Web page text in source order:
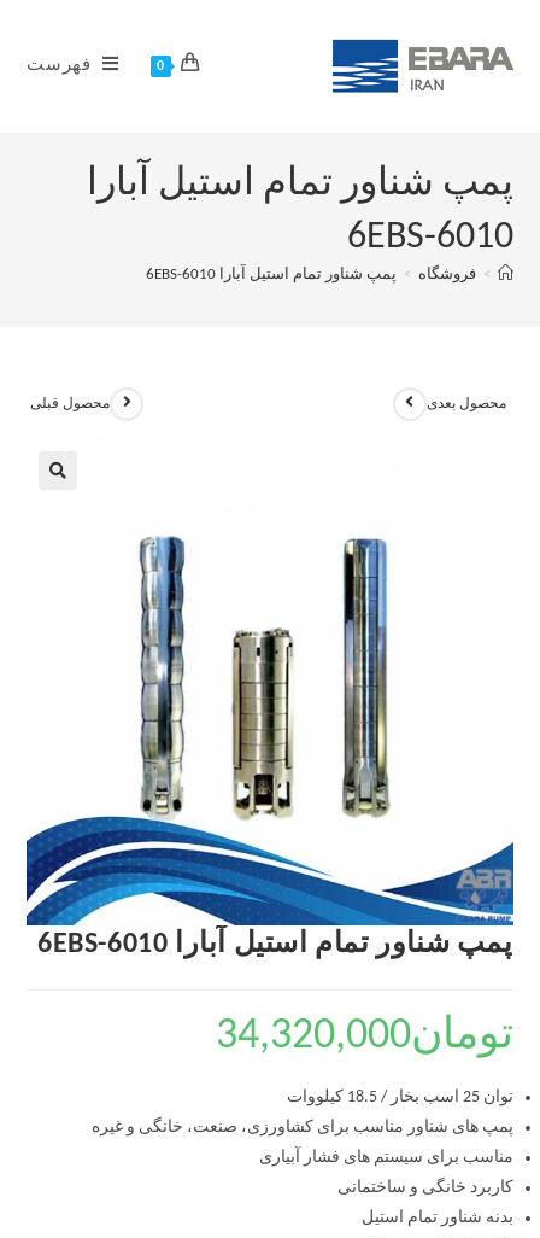
0 فهرست
پمپ شناور تمام استیل آبارا
6EBS-6010
> فروشگاه > پمپ شناور تمام استیل آبارا 6EBS-6010
محصول قبلی محصول بعدی
پمپ شناور تمام استیل آبارا 6EBS-6010
تومان34,320,000
توان 25 اسب بخار / 18.5 کیلووات
پمپ های شناور مناسب برای کشاورزی، صنعت، خانگی و غیره
مناسب برای سیستم های فشار آبیاری
کاربرد خانگی و ساختمانی
بدنه شناور تمام استیل